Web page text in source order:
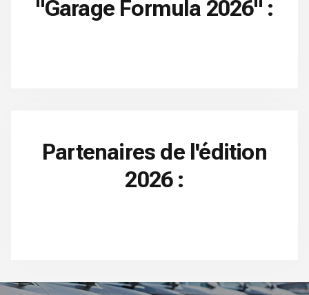
"Garage Formula 2026" :
Partenaires de l'édition
2026 :